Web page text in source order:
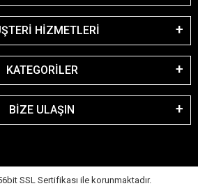
HİZMETLERİ
KATEGORİLER
BİZE ULAŞIN
SSL Sertifikası ile korunmaktadır.